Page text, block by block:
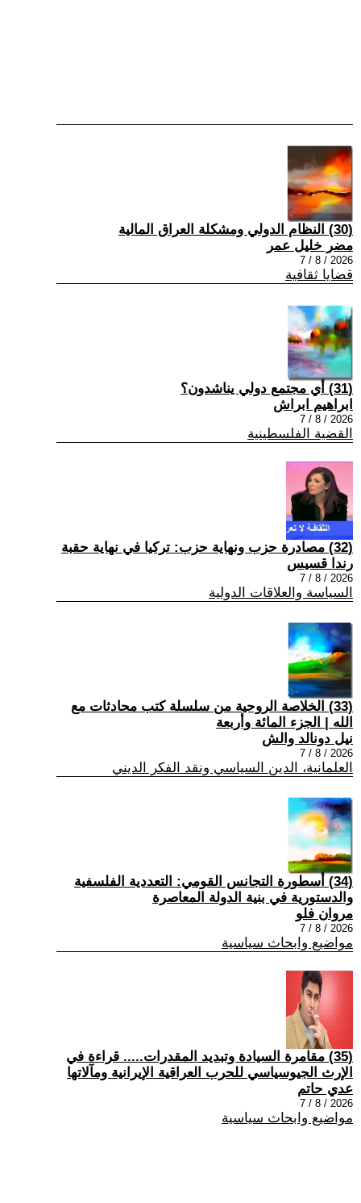
(30) النظام الدولي ومشكلة العراق المالية
مضر خليل عمر
2026 / 8 / 7
قضايا ثقافية
(31) أي مجتمع دولي يناشدون؟
ابراهيم ابراش
2026 / 8 / 7
القضية الفلسطينية
(32) مصادرة حزب ونهاية حزب: تركيا في نهاية حقبة
رندا قسيس
2026 / 8 / 7
السياسة والعلاقات الدولية
(33) الخلاصة الروحية من سلسلة كتب محادثات مع
الله | الجزء المائة وأربعة
نيل دونالد والش
2026 / 8 / 7
العلمانية، الدين السياسي ونقد الفكر الديني
(34) أسطورة التجانس القومي: التعددية الفلسفية
والدستورية في بنية الدولة المعاصرة
مروان فلو
2026 / 8 / 7
مواضيع وابحاث سياسية
(35) مقامرة السيادة وتبديد المقدرات..... قراءة في
الإرث الجيوسياسي للحرب العراقية الإيرانية ومآلاتها
عدي حاتم
2026 / 8 / 7
مواضيع وابحاث سياسية